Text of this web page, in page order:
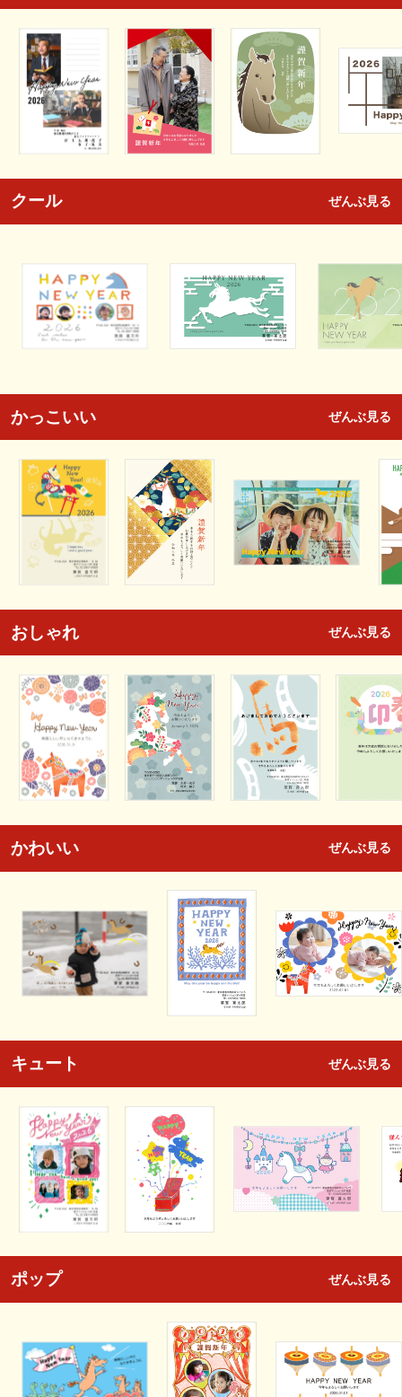
クール ぜんぶ見る
かっこいい ぜんぶ見る
おしゃれ ぜんぶ見る
かわいい ぜんぶ見る
キュート ぜんぶ見る
ポップ ぜんぶ見る